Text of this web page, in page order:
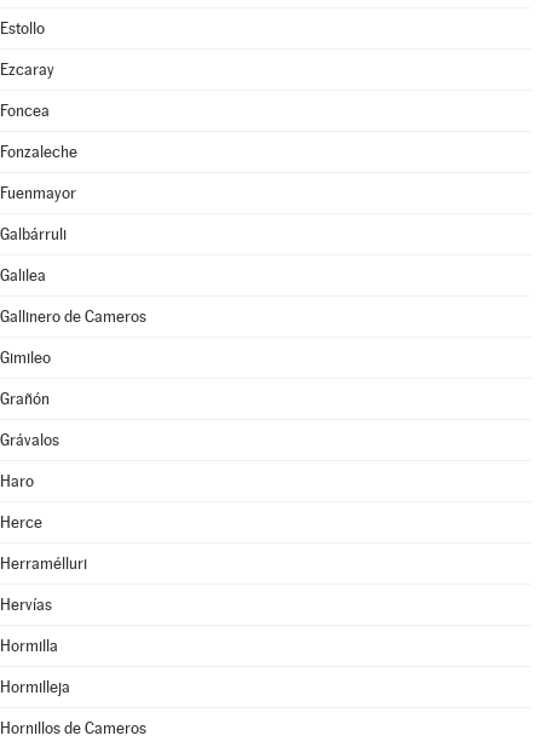
Estollo
Ezcaray
Foncea
Fonzaleche
Fuenmayor
Galbárruli
Galilea
Gallinero de Cameros
Gimileo
Grañón
Grávalos
Haro
Herce
Herramélluri
Hervías
Hormilla
Hormilleja
Hornillos de Cameros